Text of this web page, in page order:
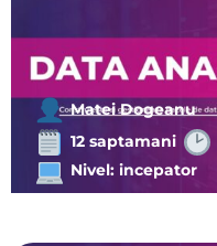
Matei Dogeanu
12 saptamani
Nivel: incepator